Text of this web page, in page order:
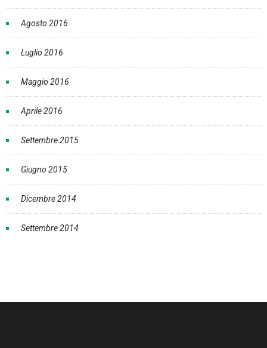
Agosto 2016
Luglio 2016
Maggio 2016
Aprile 2016
Settembre 2015
Giugno 2015
Dicembre 2014
Settembre 2014